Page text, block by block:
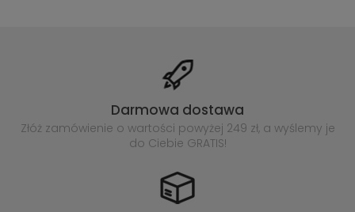
Darmowa dostawa
Złóż zamówienie o wartości powyżej 249 zł, a wyślemy je
do Ciebie GRATIS!